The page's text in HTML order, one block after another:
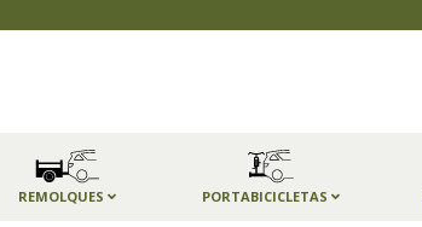
REMOLQUES PORTABICICLETAS